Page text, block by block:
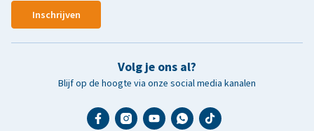
Inschrijven
Volg je ons al?
Blijf op de hoogte via onze social media kanalen